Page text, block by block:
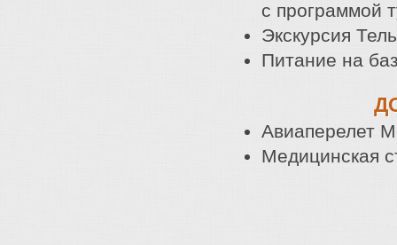
с программой
Экскурсия
Питание на
Авиаперелет
Медицинская